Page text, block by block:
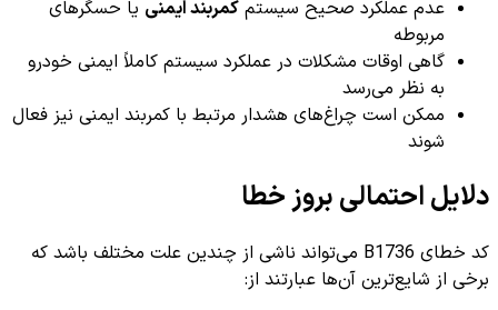
عدم عملکرد صحیح سیستم کمربند ایمنی یا حسگرهای
مربوطه
گاهی اوقات مشکلات در عملکرد سیستم کاملاً ایمنی خودرو
به نظر می‌رسد
ممکن است چراغ‌های هشدار مرتبط با کمربند ایمنی نیز فعال
شوند
دلایل احتمالی بروز خطا
کد خطای B1736 می‌تواند ناشی از چندین علت مختلف باشد که
برخی از شایع‌ترین آن‌ها عبارتند از: